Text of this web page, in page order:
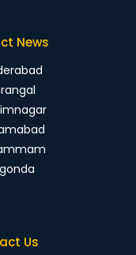
News
Us